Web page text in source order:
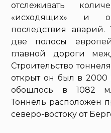
отслеживать
«исходящих» и
последствия
две полосы
главной дороги
Строительство
открыт он был в 2000
обошлось в 1082
Тоннель расположен
северо-востоку от